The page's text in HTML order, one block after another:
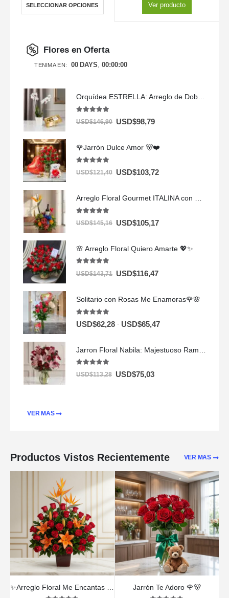
SELECCIONAR OPCIONES Ver producto
Flores en Oferta
TENIMA EN: 00 DAYS 00:00:00
Orquídea ESTRELLA: Arreglo de Doble Vara con Chocolates ✨
out of 5
USD$146,90 USD$98,79
🌹Jarrón Dulce Amor 🐻❤️
out of 5
USD$121,40 USD$103,72
USD$145,16 USD$105,17
🌸 Arreglo Floral Quiero Amarte 💖✨
USD$143,71 USD$116,47
Solitario con Rosas Me Enamoras🌹🌸
5.00out of 5
USD$62,28 - USD$65,47
out of 5
USD$113,28 USD$75,03
VER MAS
VER MAS
Productos Vistos Recientemente
Jarrón Te Adoro 🌹🐻